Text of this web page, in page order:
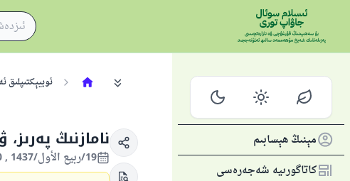
مېنىڭ ھېسابىم
كاتاگورىيە شەجەرەسى
ئوبيېكتىپلىق
نامازنىڭ
19/ربيع الأول/1437 , 30/دېكابىر/2015